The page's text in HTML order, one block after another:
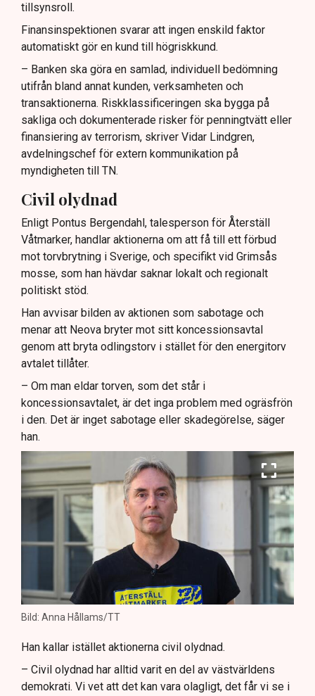
tillsynsroll.
Finansinspektionen svarar att ingen enskild faktor
automatiskt gör en kund till högriskkund.
– Banken ska göra en samlad, individuell bedömning
utifrån bland annat kunden, verksamheten och
transaktionerna. Riskklassificeringen ska bygga på
sakliga och dokumenterade risker för penningtvätt eller
finansiering av terrorism, skriver Vidar Lindgren,
avdelningschef för extern kommunikation på
myndigheten till TN.
Civil olydnad
Enligt Pontus Bergendahl, talesperson för Återställ
Våtmarker, handlar aktionerna om att få till ett förbud
mot torvbrytning i Sverige, och specifikt vid Grimsås
mosse, som han hävdar saknar lokalt och regionalt
politiskt stöd.
Han avvisar bilden av aktionen som sabotage och
menar att Neova bryter mot sitt koncessionsavtal
genom att bryta odlingstorv i stället för den energitorv
avtalet tillåter.
– Om man eldar torven, som det står i
koncessionsavtalet, är det inga problem med ogräsfrön
i den. Det är inget sabotage eller skadegörelse, säger
han.
Bild: Anna Hållams/TT
Han kallar istället aktionerna civil olydnad.
– Civil olydnad har alltid varit en del av västvärldens
demokrati. Vi vet att det kan vara olagligt, det får vi se i